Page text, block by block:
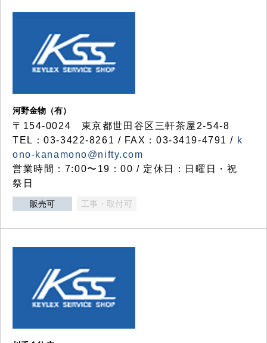
河野金物（有）
〒154-0024 東京都世田谷区三軒茶屋2-54-8
TEL：03-3422-8261 / FAX：03-3419-4791 / k
ono-kanamono@nifty.com
営業時間：7:00〜19：00 / 定休日：日曜日・祝
祭日
販売可 工事・取付可